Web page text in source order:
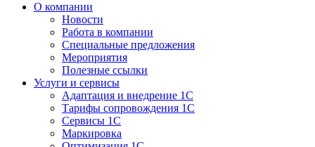
О компании
Новости
Работа в компании
Специальные предложения
Мероприятия
Полезные ссылки
Услуги и сервисы
Адаптация и внедрение 1С
Тарифы сопровождения 1С
Сервисы 1С
Маркировка